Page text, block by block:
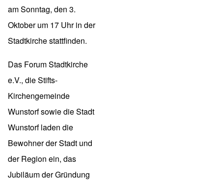
am Sonntag, den 3.
Oktober um 17 Uhr in der
Stadtkirche stattfinden.
Das Forum Stadtkirche
e.V., die Stifts-
Kirchengemeinde
Wunstorf sowie die Stadt
Wunstorf laden die
Bewohner der Stadt und
der Region ein, das
Jubiläum der Gründung